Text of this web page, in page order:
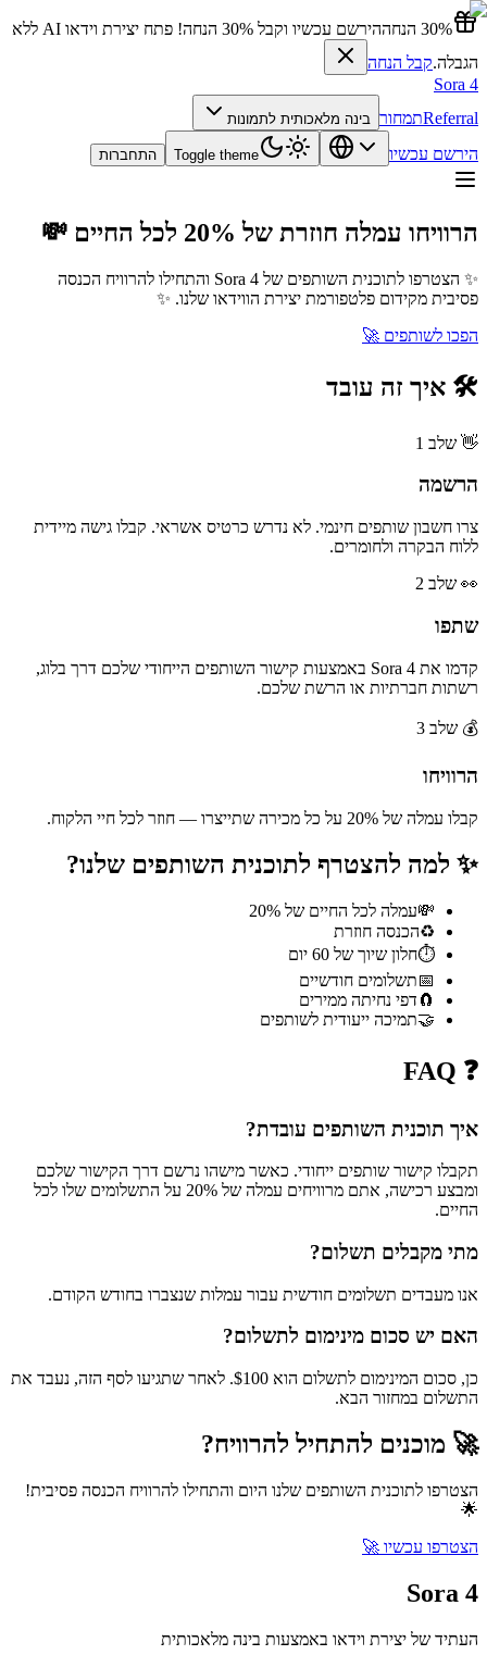
30% הנחה
הירשם עכשיו וקבל 30% הנחה! פתח יצירת וידאו AI ללא
הגבלה.קבל הנחה
Sora 4
Referralתמחור בינה מלאכותית לתמונות
הירשם עכשיו Toggle theme התחברות
הרוויחו עמלה חוזרת של 20% לכל החיים 💸
✨
הצטרפו לתוכנית השותפים של Sora 4 והתחילו להרוויח הכנסה
פסיבית מקידום פלטפורמת יצירת הווידאו שלנו. ✨
הפכו לשותפים 🚀
🛠️ איך זה עובד
👋 שלב 1
הרשמה
צרו חשבון שותפים חינמי. לא נדרש כרטיס אשראי. קבלו גישה מיידית
ללוח הבקרה ולחומרים.
👀 שלב 2
שתפו
קדמו את Sora 4 באמצעות קישור השותפים הייחודי שלכם דרך בלוג,
רשתות חברתיות או הרשת שלכם.
💰 שלב 3
הרוויחו
קבלו עמלה של 20% על כל מכירה שתייצרו — חוזר לכל חיי הלקוח.
✨ למה להצטרף לתוכנית השותפים שלנו?
💸עמלה לכל החיים של 20%
♻️הכנסה חוזרת
⏱️חלון שיוך של 60 יום
📅תשלומים חודשיים
🧲 דפי נחיתה ממירים
🤝תמיכה ייעודית לשותפים
❓ FAQ
איך תוכנית השותפים עובדת?
תקבלו קישור שותפים ייחודי. כאשר מישהו נרשם דרך הקישור שלכם
ומבצע רכישה, אתם מרוויחים עמלה של 20% על התשלומים שלו לכל
החיים.
מתי מקבלים תשלום?
אנו מעבדים תשלומים חודשית עבור עמלות שנצברו בחודש הקודם.
האם יש סכום מינימום לתשלום?
כן, סכום המינימום לתשלום הוא $100. לאחר שתגיעו לסף הזה, נעבד את
התשלום במחזור הבא.
🚀 מוכנים להתחיל להרוויח?
הצטרפו לתוכנית השותפים שלנו היום והתחילו להרוויח הכנסה פסיבית!
🌟
הצטרפו עכשיו 🚀
Sora 4
העתיד של יצירת וידאו באמצעות בינה מלאכותית